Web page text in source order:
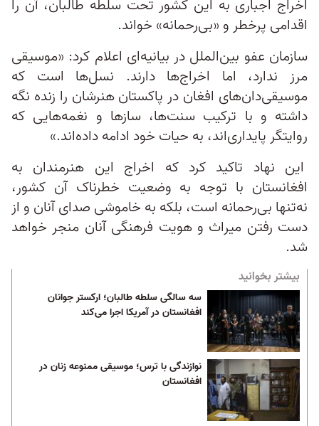
اخراج اجباری به این کشور تحت سلطه طالبان، آن را
اقدامی پرخطر و «بی‌رحمانه» خواند.
سازمان عفو بین‌الملل در بیانیه‌ای اعلام کرد: «موسیقی
مرز ندارد، اما اخراج‌ها دارند. نسل‌ها است که
موسیقی‌دان‌های افغان در پاکستان هنرشان را زنده نگه
داشته‌ و با ترکیب سنت‌ها، سازها و نغمه‌هایی که
روایتگر پایداری‌اند، به حیات خود ادامه داده‌اند.»
این نهاد تاکید کرد که اخراج این هنرمندان به
افغانستان با توجه به وضعیت خطرناک آن کشور،
نه‌تنها بی‌رحمانه است، بلکه به خاموشی صدای آنان و از
دست رفتن میراث و هویت فرهنگی آنان منجر خواهد
شد.
بیشتر بخوانید
سه سالگی سلطه طالبان؛ ارکستر جوانان
افغانستان در آمریکا اجرا می‌کند
نوازندگی با ترس؛ موسیقی ممنوعه زنان در
افغانستان